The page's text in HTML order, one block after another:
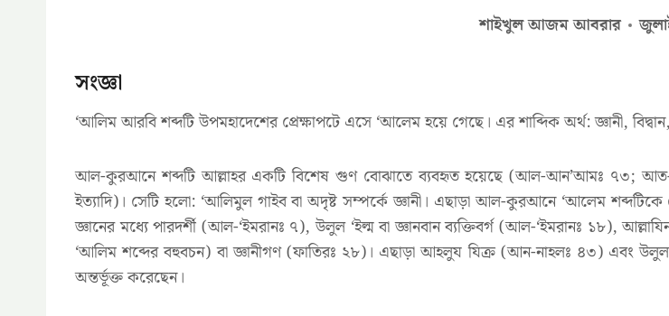
শাইখুল আজম আবরার
সংজ্ঞা
‘আলিম আরবি শব্দটি উপমহাদেশের প্রেক্ষাপটে এসে ‘আলেম হয়ে গেছে। এর শাব্দিক অর্থ: জ্ঞানী,
আল-কুরআনে শব্দটি আল্লাহর একটি বিশেষ গুণ বোঝাতে ব্যবহৃত হয়েছে (আল-আন’আমঃ ৭৩;
ইত্যাদি)। সেটি হলো: ‘আলিমুল গাইব বা অদৃষ্ট সম্পর্কে জ্ঞানী। এছাড়া আল-কুরআনে ‘আলেম
জ্ঞানের মধ্যে পারদর্শী (আল-‘ইমরানঃ ৭), উলুল ‘ইল্ম বা জ্ঞানবান ব্যক্তিবর্গ (আল-‘ইমরানঃ ১৮),
‘আলিম শব্দের বহুবচন) বা জ্ঞানীগণ (ফাতিরঃ ২৮)। এছাড়া আহলুয যিক্র (আন-নাহলঃ ৪৩) এবং উলুল
অন্তর্ভূক্ত করেছেন।